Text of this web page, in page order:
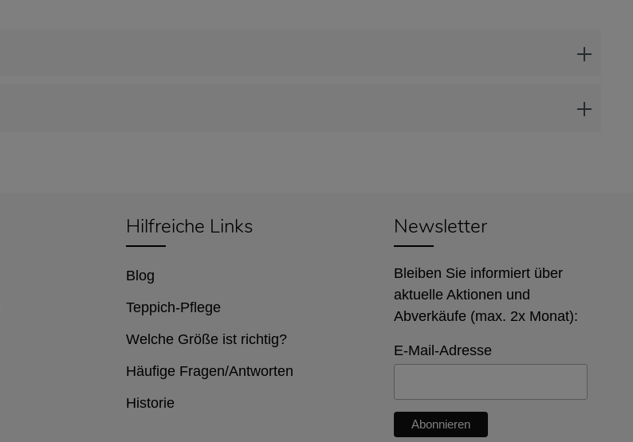
Newsletter
Bleiben Sie informiert über
aktuelle Aktionen und
Abverkäufe (max. 2x Monat):
E-Mail-Adresse
Hilfreiche Links
Blog
Teppich-Pflege
Welche Größe ist richtig?
Häufige Fragen/Antworten
Historie